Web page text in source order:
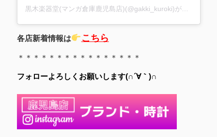
黒木楽器堂(マンガ倉庫鹿児島店)(@gakki_kuroki)がシェアした投稿
各店新着情報は こちら
＊＊＊＊＊＊＊＊＊＊＊＊＊＊＊＊
フォローよろしくお願いします(∩´∀｀)∩